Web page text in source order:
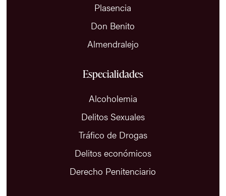
Plasencia
Don Benito
Almendralejo
Especialidades
Alcoholemia
Delitos Sexuales
Tráfico de Drogas
Delitos económicos
Derecho Penitenciario